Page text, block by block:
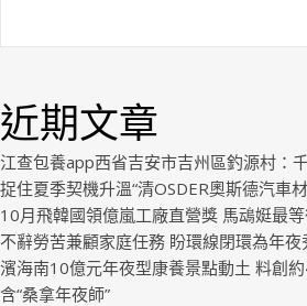
近期文章
江查包養app西省吉安市吉州區釣源村：
捉住夏季契機升溫“清OSDER奧斯德汽車
10月飛韓國領億嵐工廠直營獎 馬䲰娗最
不辭勞苦兼顧家庭任務 盼環線閉環為年
濱海南10億元年夜型康養景點動土 料創
含“桑拿年夜師”
Royal.